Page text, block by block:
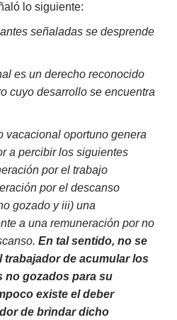
lo siguiente:
señaladas se desprende
es un derecho reconocido
cuyo desarrollo se encuentra
vacacional oportuno genera
a percibir los siguientes
por el trabajo
por el descanso
gozado y iii) una
a una remuneración por no
En tal sentido, no se
de acumular los
no gozados para su
existe el deber
de brindar dicho